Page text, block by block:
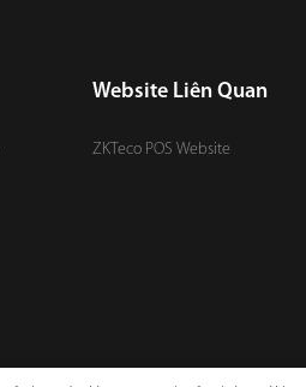
Website Liên Quan
ZKTeco POS Website